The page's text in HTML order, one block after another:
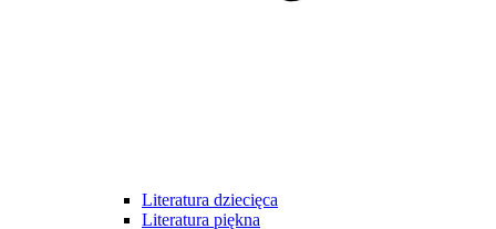
Literatura dziecięca
Literatura piękna